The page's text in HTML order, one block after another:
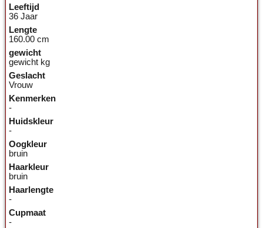
Leeftijd
36 Jaar
Lengte
160.00 cm
gewicht
gewicht kg
Geslacht
Vrouw
Kenmerken
-
Huidskleur
-
Oogkleur
bruin
Haarkleur
bruin
Haarlengte
-
Cupmaat
-